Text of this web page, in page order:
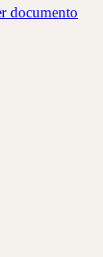
documento